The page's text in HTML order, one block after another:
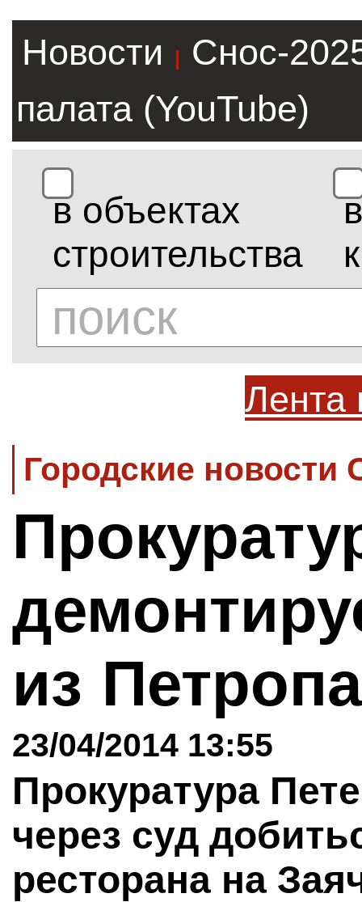
Новости |
Снос-
палата (YouTube)
в объектах
строительства
в
Лента
Городские новости
из
23/04/2014 13:55
Прокуратура
через суд
ресторана на